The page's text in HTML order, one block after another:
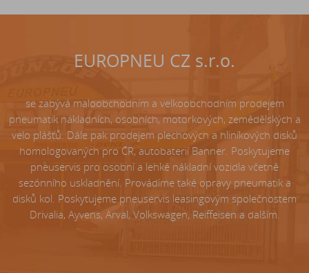
EUROPNEU CZ s.r.o.
se zabývá maloobchodním a velkoobchodním prodejem
pneumatik nákladních, osobních, motorkových, zemědělských a
velo plášťů. Dále pak prodejem plechových a hliníkových disků
homologovaných pro ČR, autobaterií Banner. Poskytujeme
pneuservis pro osobní a lehké nákladní vozidla včetně
sezónního uskladnění. Provádíme také opravy pneumatik a
disků kol. Poskytujeme pneuservis leasingovým společnostem
Drivalia, Ayvens, Arval, Volkswagen, Reiffeisen a dalším.